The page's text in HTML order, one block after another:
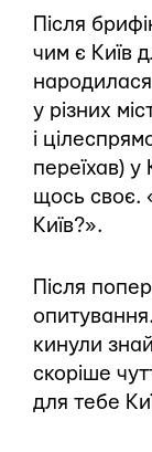
Після
чим є Київ
у різних
і
переїхав) у
щось своє.
Київ?».
Після
кинули
скоріше
для тебе